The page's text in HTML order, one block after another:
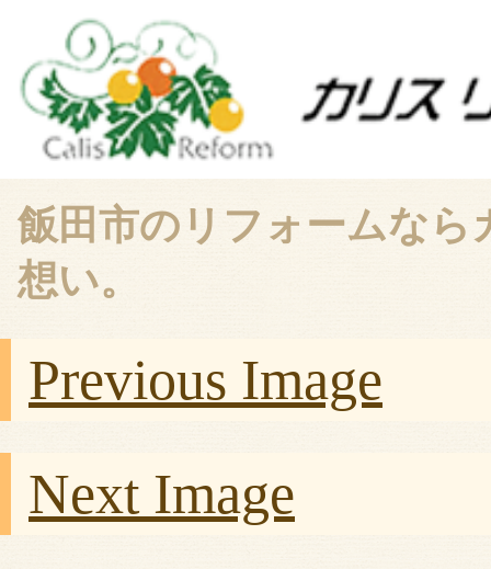
飯田市のリフォームな
想い。
Previous Image
Next Image